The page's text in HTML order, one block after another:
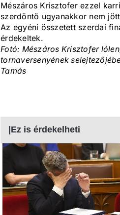
Mészáros Krisztofer ezzel
szerdöntő ugyanakkor nem
Az egyéni összetett szerdai
érdekeltek.
Fotó: Mészáros Krisztofer
tornaversenyének
Tamás